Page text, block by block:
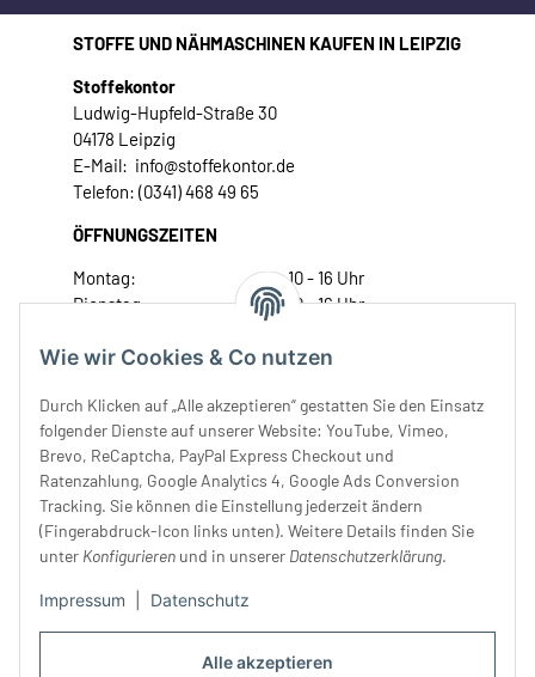
Alle akzeptieren
Wie wir Cookies & Co nutzen
Durch Klicken auf „Alle akzeptieren“ gestatten Sie den Einsatz
folgender Dienste auf unserer Website: YouTube, Vimeo,
Brevo, ReCaptcha, PayPal Express Checkout und
Ratenzahlung, Google Analytics 4, Google Ads Conversion
Tracking. Sie können die Einstellung jederzeit ändern
(Fingerabdruck-Icon links unten). Weitere Details finden Sie
unter Konfigurieren und in unserer Datenschutzerklärung.
Impressum Datenschutz
STOFFE UND NÄHMASCHINEN KAUFEN IN LEIPZIG
Stoffekontor
Ludwig-Hupfeld-Straße 30
04178 Leipzig
E-Mail: info@stoffekontor.de
Telefon: (0341) 468 49 65
ÖFFNUNGSZEITEN
Montag:
10 - 16 Uhr
Dienstag:
10 - 16 Uhr
Donnerstag:
10 - 18 Uhr
Samstag:
10 - 14 Uhr
Unser Service
Rechtliches